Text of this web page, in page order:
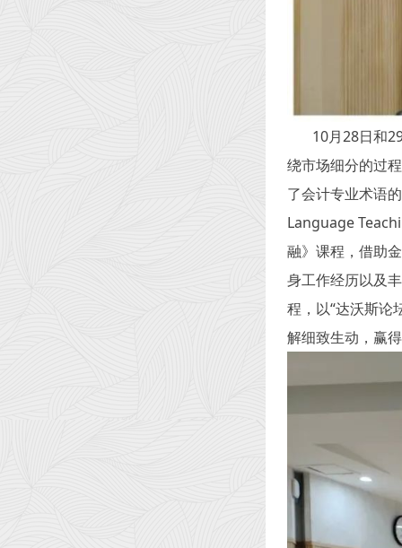
10月28日和
绕市场细分的过
了会计专业术语
Language
融》课程，借助
身工作经历以及
程，以“达沃斯论
解细致生动，赢